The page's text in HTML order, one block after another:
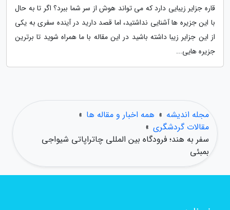
قاره جزایر زیبایی دارد که می تواند هوش از سر شما ببرد؟ اگر تا به حال
با این جزیره ها آشنایی نداشتید، اما قصد دارید در آینده سفری به یکی
از این جزایر زیبا داشته باشید در این مقاله با ما همراه شوید تا برترین
جزیره هایی...
مجله اندیشه » همه اخبار و مقاله ها »
مقالات گردشگری »
سفر به هند؛ فرودگاه بین المللی چاتراپاتی شیواجی
بمبئی